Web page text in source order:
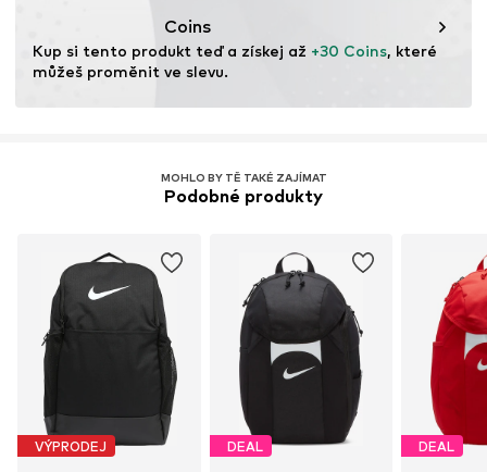
Více informací
Coins
Kup si tento produkt teď a získej až +30 Coins, které
můžeš proměnit ve slevu.
MOHLO BY TĚ TAKÉ ZAJÍMAT
Podobné produkty
VÝPRODEJ DEAL DEAL